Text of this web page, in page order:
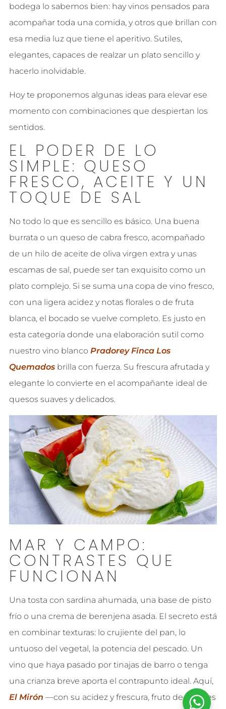
bodega lo sabemos bien: hay vinos pensados para
acompañar toda una comida, y otros que brillan con
esa media luz que tiene el aperitivo. Sutiles,
elegantes, capaces de realzar un plato sencillo y
hacerlo inolvidable.
Hoy te proponemos algunas ideas para elevar ese
momento con combinaciones que despiertan los
sentidos.
EL PODER DE LO
SIMPLE: QUESO
FRESCO, ACEITE Y UN
TOQUE DE SAL
No todo lo que es sencillo es básico. Una buena
burrata o un queso de cabra fresco, acompañado
de un hilo de aceite de oliva virgen extra y unas
escamas de sal, puede ser tan exquisito como un
plato complejo. Si se suma una copa de vino fresco,
con una ligera acidez y notas florales o de fruta
blanca, el bocado se vuelve completo. Es justo en
esta categoría donde una elaboración sutil como
nuestro vino blanco Pradorey Finca Los
Quemadosbrilla con fuerza. Su frescura afrutada y
elegante lo convierte en el acompañante ideal de
quesos suaves y delicados.
MAR Y CAMPO:
CONTRASTES QUE
FUNCIONAN
Una tosta con sardina ahumada, una base de pisto
frío o una crema de berenjena asada. El secreto está
en combinar texturas: lo crujiente del pan, lo
untuoso del vegetal, la potencia del pescado. Un
vino que haya pasado por tinajas de barro o tenga
una crianza breve aporta el contrapunto ideal. Aquí,
El Mirón —con su acidez y frescura, fruto de sus tres